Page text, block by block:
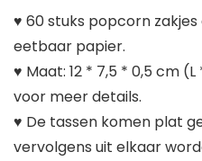
♥ 60 stuks popcorn
eetbaar papier.
♥ Maat: 12 * 7,5 * 0,5 cm
voor meer details.
♥ De tassen komen plat
vervolgens uit elkaar